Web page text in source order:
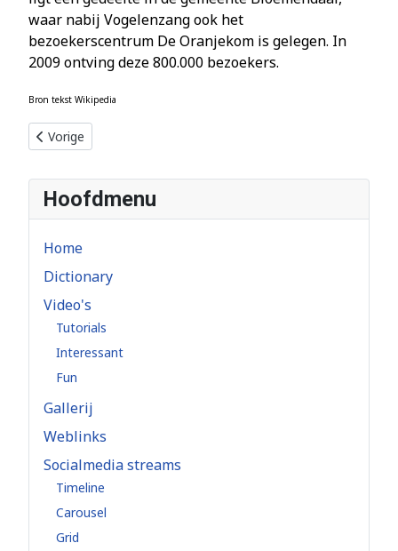
waar nabij Vogelenzang ook het
bezoekerscentrum De Oranjekom is gelegen. In
2009 ontving deze 800.000 bezoekers.
Bron tekst Wikipedia
Vorig artikel: De Vos
Vorige
Hoofdmenu
Home
Dictionary
Video's
Tutorials
Interessant
Fun
Gallerij
Weblinks
Socialmedia streams
Timeline
Carousel
Grid